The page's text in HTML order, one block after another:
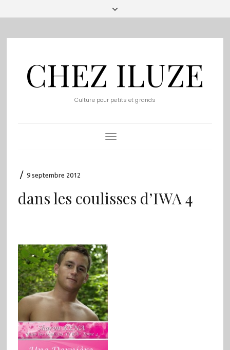
CHEZ ILUZE
Culture pour petits et grands
Toggle
Navigation
/ 9 septembre 2012
dans les coulisses d’IWA 4